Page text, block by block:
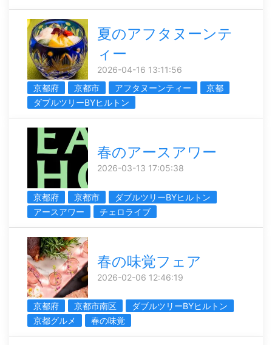
夏のアフタヌーンテ
ィー
2026-04-16 13:11:56
京都府
京都市 アフタヌーンティー
京都
ダブルツリーBYヒルトン
春のアースアワー
2026-03-13 17:05:38
京都府 京都市
ダブルツリーBYヒルトン
アースアワー
チェロライブ
春の味覚フェア
2026-02-06 12:46:19
京都府 京都市南区
ダブルツリーBYヒルトン
京都グルメ
春の味覚